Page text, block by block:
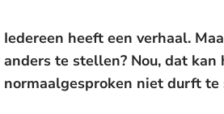
Iedereen heeft een verhaal.
anders te stellen? Nou, dat kan
normaalgesproken niet durft